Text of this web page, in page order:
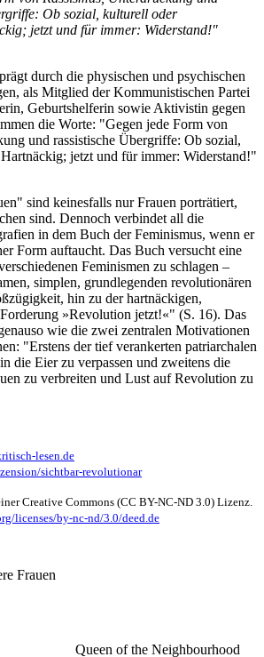
Ob sozial, kulturell oder
jetzt und für immer: Widerstand!"
durch die physischen und psychischen
als Mitglied der Kommunistischen Partei
Geburtshelferin sowie Aktivistin gegen
die Worte: "Gegen jede Form von
und rassistische Übergriffe: Ob sozial,
jetzt und für immer: Widerstand!"
sind keinesfalls nur Frauen porträtiert,
sind. Dennoch verbindet all die
in dem Buch der Feminismus, wenn er
Form auftaucht. Das Buch versucht eine
Feminismen zu schlagen –
simplen, grundlegenden revolutionären
hin zu der hartnäckigen,
»Revolution jetzt!«" (S. 16). Das
wie die zwei zentralen Motivationen
"Erstens der tief verankerten patriarchalen
die Eier zu verpassen und zweitens die
zu verbreiten und Lust auf Revolution zu
lesen.de
sichtbar-revolutionar
Creative Commons (CC BY-NC-ND 3.0) Lizenz.
licenses/by-nc-nd/3.0/deed.de
Queen of the Neighbourhood